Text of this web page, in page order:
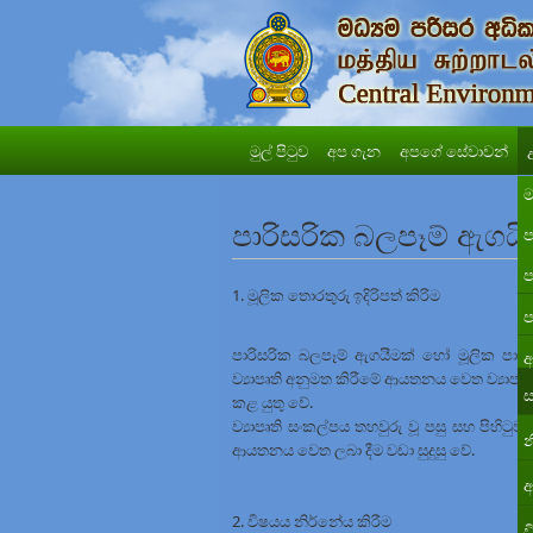
මුල් පිටුව අප ගැන අපගේ සේවාවන්
පාරිසරික බලපෑම්
1. මූලික තොරතුරු ඉදිරිපත් කිරිම
පාරිසරික බලපෑම් ඇගයීමක් හෝ මූලික
ව්‍යාපෘති අනුමත කිරීමේ ආයතනය වෙත
කළ යුතු වේ.
ව්‍යාපෘති සංකල්පය තහවුරු වූ පසු සහ
ආයතනය වෙත ලබා දීම වඩා සුදුසු වේ.
2. විෂයය නිර්නේය කිරීම